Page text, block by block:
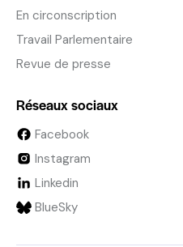
En circonscription
Travail Parlementaire
Revue de presse
Réseaux sociaux
Facebook
Instagram
Linkedin
BlueSky